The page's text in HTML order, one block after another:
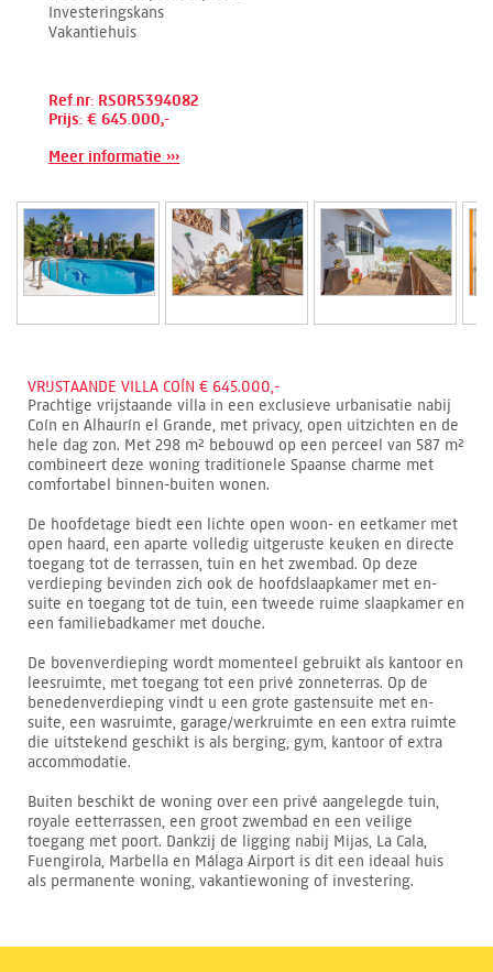
Investeringskans
Vakantiehuis
Ref.nr: RSOR5394082
Prijs: € 645.000,-
Meer informatie ›››
VRIJSTAANDE VILLA COÍN € 645.000,-
Prachtige vrijstaande villa in een exclusieve urbanisatie nabij
Coín en Alhaurín el Grande, met privacy, open uitzichten en de
hele dag zon. Met 298 m² bebouwd op een perceel van 587 m²
combineert deze woning traditionele Spaanse charme met
comfortabel binnen-buiten wonen.
De hoofdetage biedt een lichte open woon- en eetkamer met
open haard, een aparte volledig uitgeruste keuken en directe
toegang tot de terrassen, tuin en het zwembad. Op deze
verdieping bevinden zich ook de hoofdslaapkamer met en-
suite en toegang tot de tuin, een tweede ruime slaapkamer en
een familiebadkamer met douche.
De bovenverdieping wordt momenteel gebruikt als kantoor en
leesruimte, met toegang tot een privé zonneterras. Op de
benedenverdieping vindt u een grote gastensuite met en-
suite, een wasruimte, garage/werkruimte en een extra ruimte
die uitstekend geschikt is als berging, gym, kantoor of extra
accommodatie.
Buiten beschikt de woning over een privé aangelegde tuin,
royale eetterrassen, een groot zwembad en een veilige
toegang met poort. Dankzij de ligging nabij Mijas, La Cala,
Fuengirola, Marbella en Málaga Airport is dit een ideaal huis
als permanente woning, vakantiewoning of investering.